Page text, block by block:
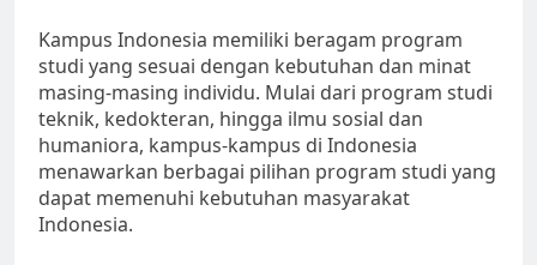
Kampus Indonesia memiliki beragam program
studi yang sesuai dengan kebutuhan dan minat
masing-masing individu. Mulai dari program studi
teknik, kedokteran, hingga ilmu sosial dan
humaniora, kampus-kampus di Indonesia
menawarkan berbagai pilihan program studi yang
dapat memenuhi kebutuhan masyarakat
Indonesia.